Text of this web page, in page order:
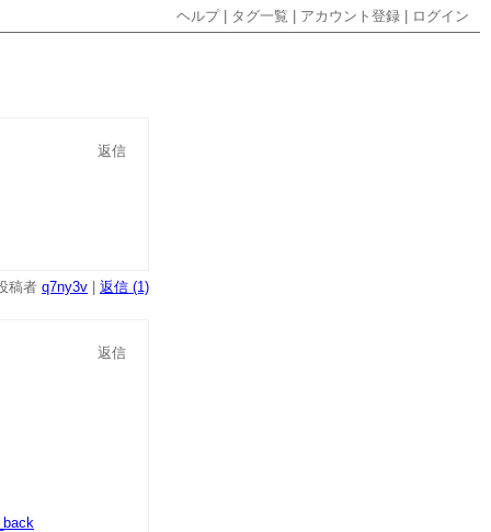
ヘルプ| タグ一覧 アカウント登録 ログイン
返信
稿者 q7ny3v 返信 (1)
返信